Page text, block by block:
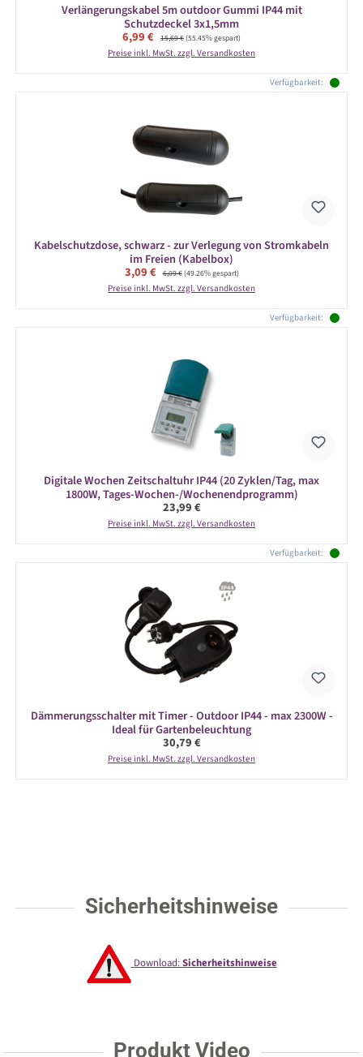
Verlängerungskabel 5m outdoor Gummi IP44 mit
Schutzdeckel 3x1,5mm
Verkaufspreis:
6,99 € Regulärer Preis:
15,69 €(55.45% gespart)
Preise inkl. MwSt. zzgl. Versandkosten
Verfügbarkeit:
Kabelschutzdose, schwarz - zur Verlegung von Stromkabeln
im Freien (Kabelbox)
Verkaufspreis:
3,09 € Regulärer Preis:
6,09 €(49.26% gespart)
Preise inkl. MwSt. zzgl. Versandkosten
Verfügbarkeit:
Digitale Wochen Zeitschaltuhr IP44 (20 Zyklen/Tag, max
1800W, Tages-Wochen-/Wochenendprogramm)
Regulärer Preis:
23,99 €
Preise inkl. MwSt. zzgl. Versandkosten
Verfügbarkeit:
Dämmerungsschalter mit Timer - Outdoor IP44 - max 2300W -
Ideal für Gartenbeleuchtung
Regulärer Preis:
30,79 €
Preise inkl. MwSt. zzgl. Versandkosten
Sicherheitshinweise
Download:Sicherheitshinweise
Produkt Video